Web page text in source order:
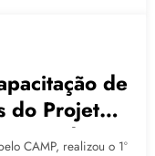
de
do Projeto
CAMP, realizou o 1º